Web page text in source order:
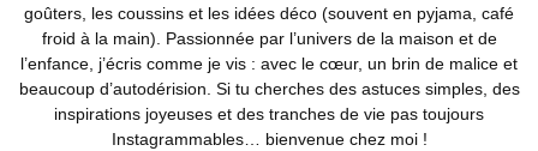
goûters, les coussins et les idées déco (souvent en pyjama, café
froid à la main). Passionnée par l’univers de la maison et de
l’enfance, j’écris comme je vis : avec le cœur, un brin de malice et
beaucoup d’autodérision. Si tu cherches des astuces simples, des
inspirations joyeuses et des tranches de vie pas toujours
Instagrammables… bienvenue chez moi !